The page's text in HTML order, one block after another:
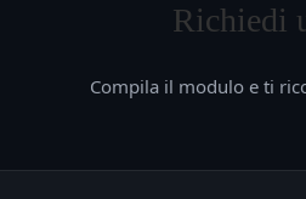
Richiedi
Compila il modulo e ti